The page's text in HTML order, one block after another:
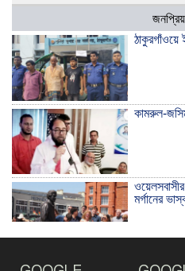
ঠাকুরগাঁওয়ে
কামরুল-
মর্গানের